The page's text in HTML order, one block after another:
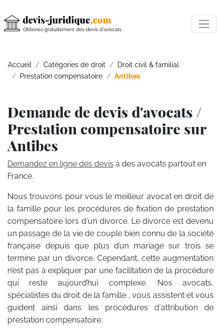
Accueil Catégories de droit
Droit civil & familial
Prestation compensatoire
Antibes
Demande de devis d'avocats /
Prestation compensatoire sur
Antibes
Demandez en ligne des devis à des avocats partout en
France.
Nous trouvons pour vous le meilleur avocat en droit de
la famille pour les procédures de fixation de prestation
compensatoire lors d'un divorce. Le divorce est devenu
un passage de la vie de couple bien connu de la société
française depuis que plus d’un mariage sur trois se
termine par un divorce. Cependant, cette augmentation
n’est pas à expliquer par une facilitation de la procédure
qui reste aujourd’hui complexe. Nos avocats,
spécialistes du droit de la famille , vous assistent et vous
guident ainsi dans les procédures d'attribution de
prestation compensatoire.